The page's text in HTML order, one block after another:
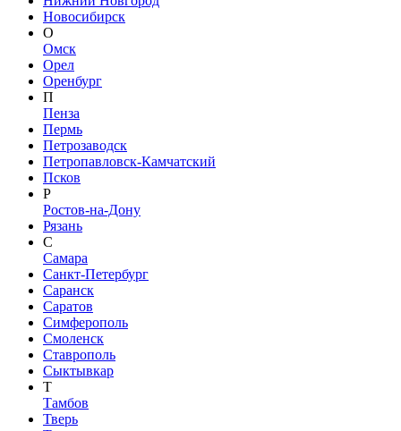
Новосибирск
О
Омск
Орел
Оренбург
П
Пенза
Пермь
Петрозаводск
Петропавловск-Камчатский
Псков
Р
Ростов-на-Дону
Рязань
С
Самара
Санкт-Петербург
Саранск
Саратов
Симферополь
Смоленск
Ставрополь
Сыктывкар
Т
Тамбов
Тверь